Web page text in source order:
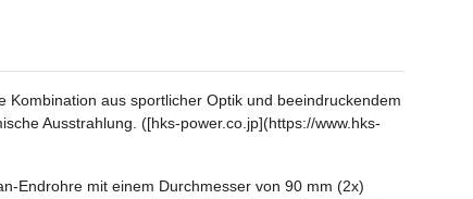
Kombination aus sportlicher Optik und beeindruckendem
Ausstrahlung. ([hks-power.co.jp](https://www.hks-
Endrohre mit einem Durchmesser von 90 mm (2x)